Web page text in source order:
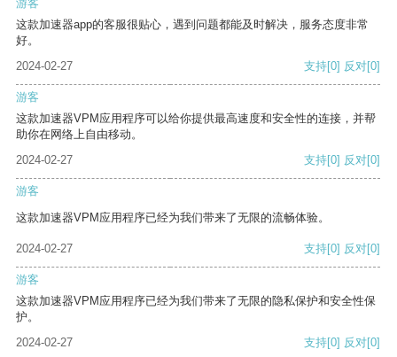
游客
这款加速器app的客服很贴心，遇到问题都能及时解决，服务态度非常
好。
2024-02-27
支持[0] 反对[0]
游客
这款加速器VPM应用程序可以给你提供最高速度和安全性的连接，并帮
助你在网络上自由移动。
2024-02-27
支持[0] 反对[0]
游客
这款加速器VPM应用程序已经为我们带来了无限的流畅体验。
2024-02-27 支持[0] 反对[0]
游客
这款加速器VPM应用程序已经为我们带来了无限的隐私保护和安全性保
护。
2024-02-27
支持[0] 反对[0]